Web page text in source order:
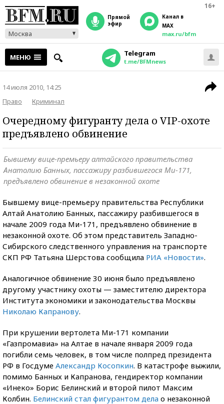
16+
Москва
прямой
эфир
Канал в
MAX
max.ru/bfm
МЕНЮ Telegram
t.me/BFMnews
14 июля 2010, 14:25
Право
Криминал
Очередному фигуранту дела о VIP-охоте
предъявлено обвинение
Бывшему вице-премьеру алтайского правительства
Анатолию Банных, пассажиру разбившегося Ми-171,
предъявлено обвинение в незаконной охоте
Бывшему вице-премьеру правительства Республики
Алтай Анатолию Банных, пассажиру разбившегося в
начале 2009 года Ми-171, предъявлено обвинение в
незаконной охоте. Об этом представитель Западно-
Сибирского следственного управления на транспорте
СКП РФ Татьяна Шерстова сообщила РИА «Новости».
Аналогичное обвинение 30 июня было предъявлено
другому участнику охоты — заместителю директора
Института экономики и законодательства Москвы
Николаю Капранову.
При крушении вертолета Ми-171 компании
«Газпромавиа» на Алтае в начале января 2009 года
погибли семь человек, в том числе полпред президента
РФ в Госдуме Александр Косопкин. В катастрофе выжили,
помимо Банных и Капранова, гендиректор компании
«Инеко» Борис Белинский и второй пилот Максим
Колбин. Белинский стал фигурантом дела о незаконной